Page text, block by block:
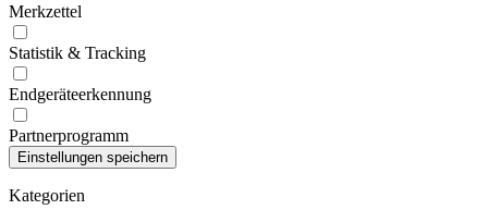
Merkzettel
Statistik & Tracking
Endgeräteerkennung
Partnerprogramm
Kategorien